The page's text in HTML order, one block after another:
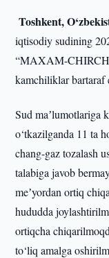
Toshkent,
iqtisodiy sudining
“MAXAM-
kamchiliklar bartaraf
Sud maʼlumotlariga
o‘tkazilganda 11 ta
chang-gaz tozalash
talabiga javob
meʼyordan ortiq
hududda
ortiqcha
to‘liq amalga